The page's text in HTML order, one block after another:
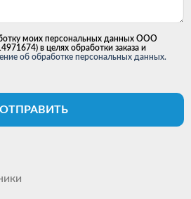
моих персональных данных ООО
в целях обработки заказа и
об обработке персональных данных.
ОТПРАВИТЬ